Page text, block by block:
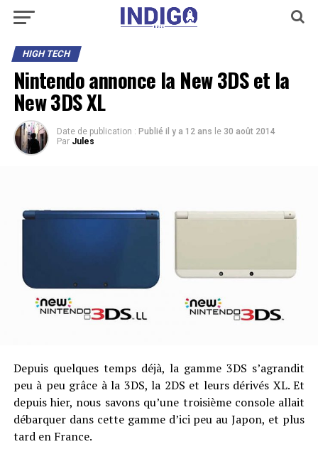
HIGH TECH
Nintendo annonce la New 3DS et la
New 3DS XL
Date de publication : Publié il y a 12 ans le 30 août 2014
Par Jules
Depuis quelques temps déjà, la gamme 3DS s’agrandit
peu à peu grâce à la 3DS, la 2DS et leurs dérivés XL. Et
depuis hier, nous savons qu’une troisième console allait
débarquer dans cette gamme d’ici peu au Japon, et plus
tard en France.